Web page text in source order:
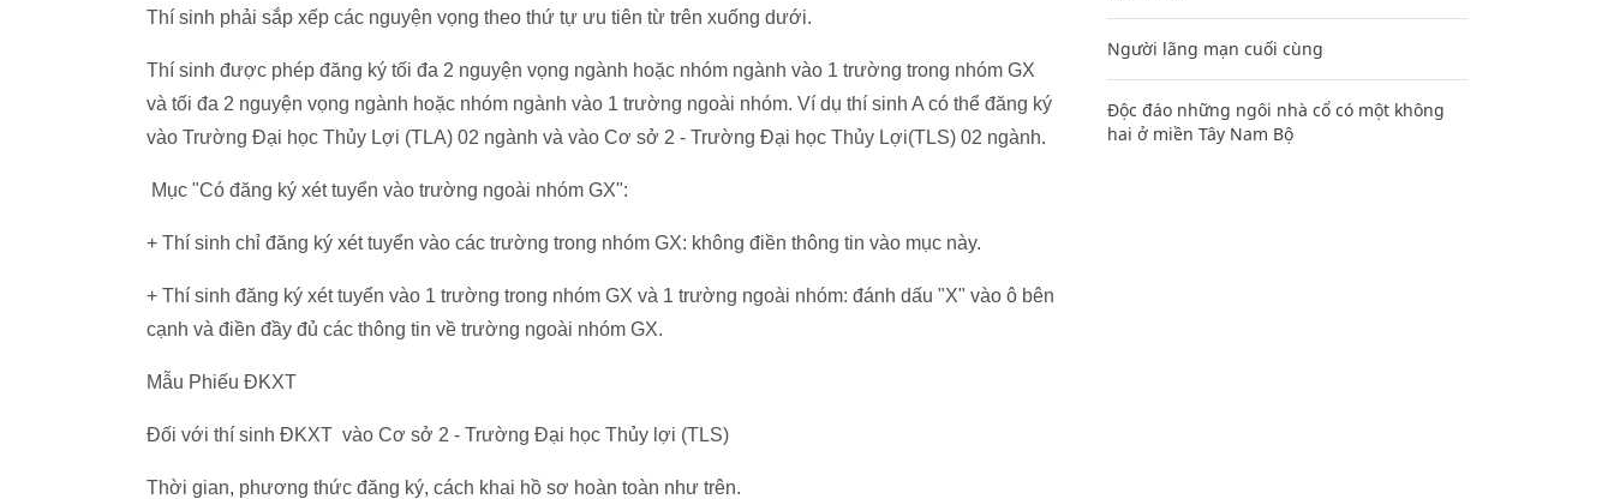
Thí sinh phải sắp xếp các nguyện vọng theo thứ tự ưu tiên từ trên xuống dưới.
Thí sinh được phép đăng ký tối đa 2 nguyện vọng ngành hoặc nhóm ngành vào 1 trường trong nhóm GX
và tối đa 2 nguyện vọng ngành hoặc nhóm ngành vào 1 trường ngoài nhóm. Ví dụ thí sinh A có thể đăng ký
vào Trường Đại học Thủy Lợi (TLA) 02 ngành và vào Cơ sở 2 - Trường Đại học Thủy Lợi(TLS) 02 ngành.
Mục "Có đăng ký xét tuyển vào trường ngoài nhóm GX":
+ Thí sinh chỉ đăng ký xét tuyển vào các trường trong nhóm GX: không điền thông tin vào mục này.
+ Thí sinh đăng ký xét tuyển vào 1 trường trong nhóm GX và 1 trường ngoài nhóm: đánh dấu "X" vào ô bên
cạnh và điền đầy đủ các thông tin về trường ngoài nhóm GX.
Mẫu Phiếu ĐKXT
Đối với thí sinh ĐKXT vào Cơ sở 2 - Trường Đại học Thủy lợi (TLS)
Thời gian, phương thức đăng ký, cách khai hồ sơ hoàn toàn như trên.
Người lãng mạn cuối cùng
Độc đáo những ngôi nhà cổ có một không
hai ở miền Tây Nam Bộ